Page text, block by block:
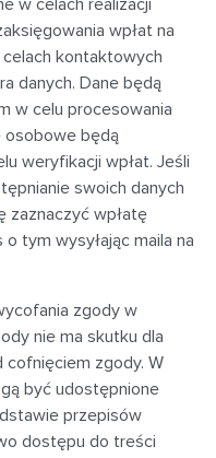
w celach realizacji
wpłat na
kontaktowych
danych. Dane będą
w celu procesowania
osobowe będą
weryfikacji wpłat. Jeśli
swoich danych
zaznaczyć wpłatę
tym wysyłając maila na
zgody w
nie ma skutku dla
zgody. W
być udostępnione
przepisów
dostępu do treści